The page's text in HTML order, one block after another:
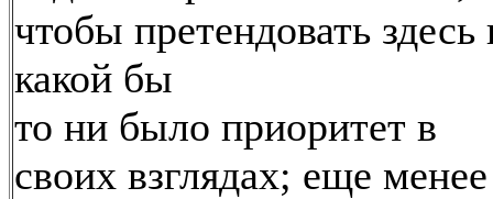
чтобы претендовать здесь
какой бы
то ни было приоритет в
своих взглядах; еще